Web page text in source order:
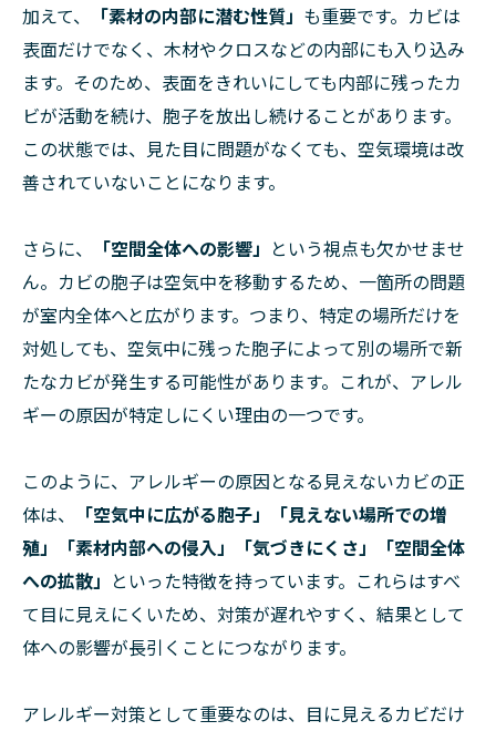
加えて、 「素材の内部に潜む性質」 も重要です。カビは
表面だけでなく、木材やクロスなどの内部にも入り込み
ます。そのため、表面をきれいにしても内部に残ったカ
ビが活動を続け、胞子を放出し続けることがあります。
この状態では、見た目に問題がなくても、空気環境は改
善されていないことになります。
さらに、 「空間全体への影響」 という視点も欠かせませ
ん。カビの胞子は空気中を移動するため、一箇所の問題
が室内全体へと広がります。つまり、特定の場所だけを
対処しても、空気中に残った胞子によって別の場所で新
たなカビが発生する可能性があります。これが、アレル
ギーの原因が特定しにくい理由の一つです。
このように、アレルギーの原因となる見えないカビの正
体は、
「空気中に広がる胞子」「見えない場所での増
殖」「素材内部への侵入」「気づきにくさ」「空間全体
への拡散」 といった特徴を持っています。これらはすべ
て目に見えにくいため、対策が遅れやすく、結果として
体への影響が長引くことにつながります。
アレルギー対策として重要なのは、目に見えるカビだけ